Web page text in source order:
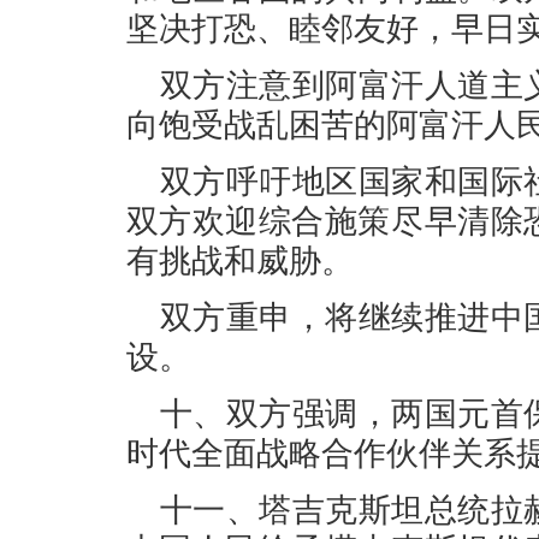
坚决打恐、睦邻友好，早日
双方注意到阿富汗人道
向饱受战乱困苦的阿富汗人
双方呼吁地区国家和国
双方欢迎综合施策尽早清
有挑战和威胁。
双方重申，将继续推进
设。
十、双方强调，两国元
时代全面战略合作伙伴关系
十一、塔吉克斯坦总统